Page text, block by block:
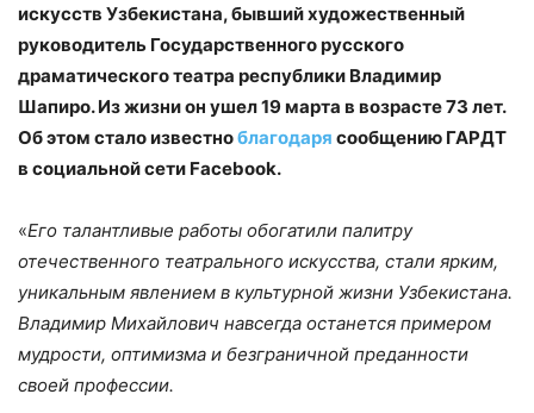
искусств Узбекистана, бывший художественный
руководитель Государственного русского
драматического театра республики Владимир
Шапиро. Из жизни он ушел 19 марта в возрасте 73 лет.
Об этом стало известноблагодаря сообщению ГАРДТ
в социальной сети Facebook.
«Его талантливые работы обогатили палитру
отечественного театрального искусства, стали ярким,
уникальным явлением в культурной жизни Узбекистана.
Владимир Михайлович навсегда останется примером
мудрости, оптимизма и безграничной преданности
своей профессии.